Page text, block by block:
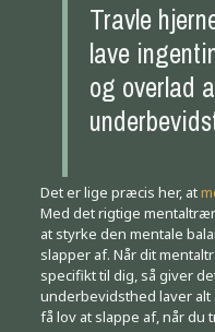
Travle
lave
og overlad
Det er lige præcis her, at
Med det rigtige
at styrke den mentale
slapper af. Når dit
specifikt til dig, så giver
underbevidsthed laver
få lov at slappe af, når du